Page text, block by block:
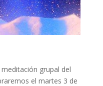
grupal del
el martes 3 de